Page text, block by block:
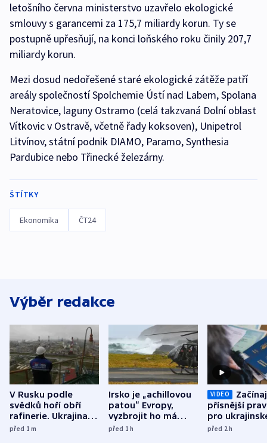
letošního června ministerstvo uzavřelo ekologické
smlouvy s garancemi za 175,7 miliardy korun. Ty se
postupně upřesňují, na konci loňského roku činily 207,7
miliardy korun.
Mezi dosud nedořešené staré ekologické zátěže patří
areály společností Spolchemie Ústí nad Labem, Spolana
Neratovice, laguny Ostramo (celá takzvaná Dolní oblast
Vítkovic v Ostravě, včetně řady koksoven), Unipetrol
Litvínov, státní podnik DIAMO, Paramo, Synthesia
Pardubice nebo Třinecké železárny.
ŠTÍTKY
Ekonomika ČT24
Výběr redakce
V Rusku podle
svědků hoří obří
rafinerie. Ukrajina
hlásí oběti
před 1m
Irsko je „achillovou
patou“ Evropy,
vyzbrojit ho má
Francie
před 1h
VIDEO
přísnější
pro
uprchlíky
před 2h